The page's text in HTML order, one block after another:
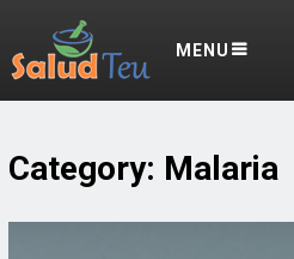
MENU
Category: Malaria